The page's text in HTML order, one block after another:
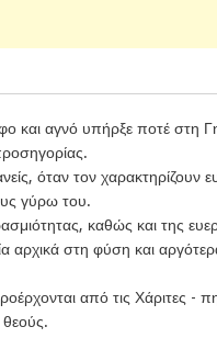
και αγνό υπήρξε ποτέ στη
όταν τον χαρακτηρίζουν
γύρω του.
καθώς και της
αρχικά στη φύση και
από τις Χάριτες -